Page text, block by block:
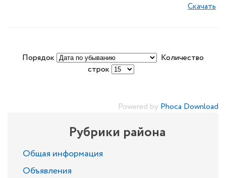
Скачать
Порядок
Количество
строк
Powered by Phoca Download
Рубрики района
Общая информация
Объявления